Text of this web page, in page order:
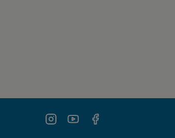
InstagramYoutubeFacebook